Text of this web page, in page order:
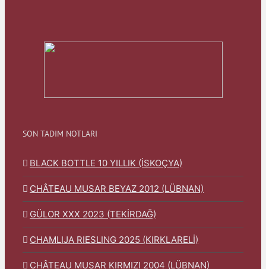
SON TADIM NOTLARI
BLACK BOTTLE 10 YILLIK (İSKOÇYA)
CHÂTEAU MUSAR BEYAZ 2012 (LÜBNAN)
GÜLOR XXX 2023 (TEKİRDAĞ)
CHAMLIJA RIESLING 2025 (KIRKLARELİ)
CHÂTEAU MUSAR KIRMIZI 2004 (LÜBNAN)